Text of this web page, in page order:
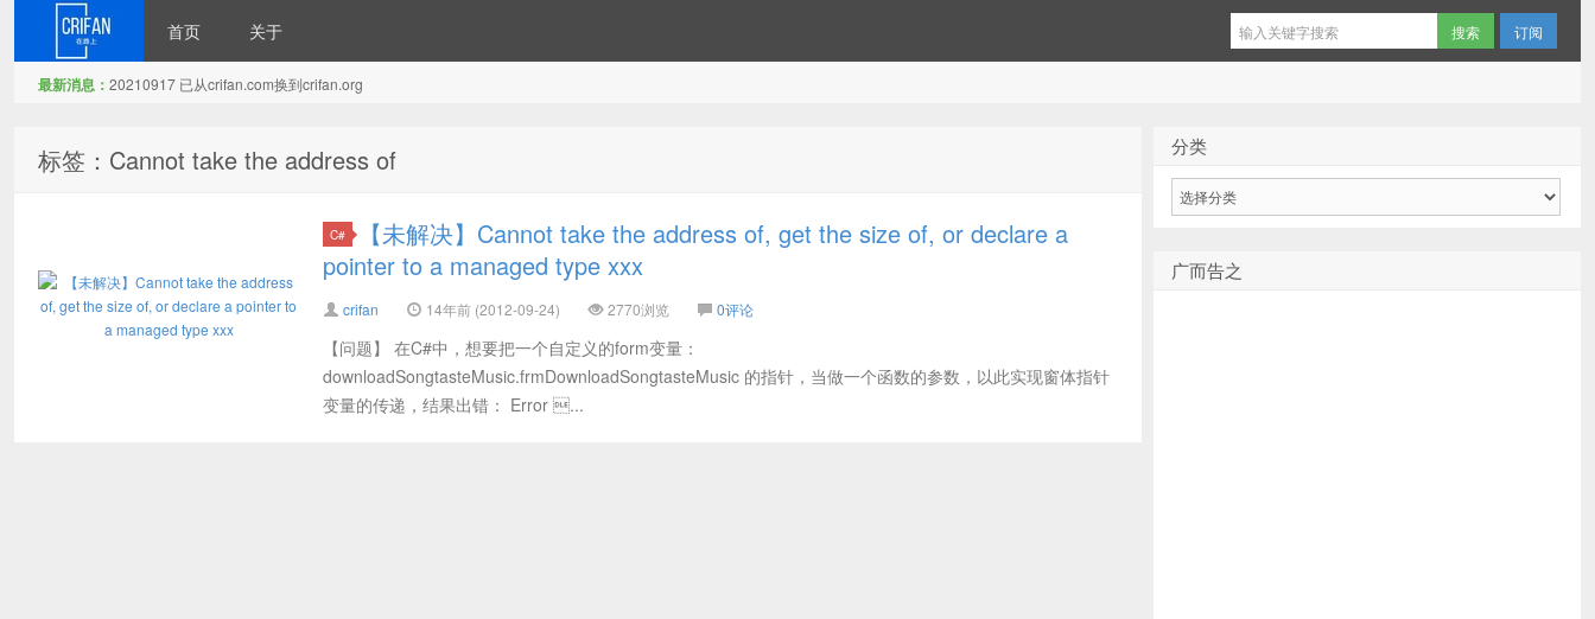
首页 关于 订阅
最新消息： 20210917 已从crifan.com换到crifan.org
标签：Cannot take the address of
C#
【未解决】Cannot take the address of, get the size of, or declare a
pointer to a managed type xxx
crifan 14年前 (2012-09-24) 2770浏览 0评论
【问题】 在C#中，想要把一个自定义的form变量：
downloadSongtasteMusic.frmDownloadSongtasteMusic 的指针，当做一个函数的参数，以此实现窗体指针
变量的传递，结果出错： Error ...
分类
广而告之